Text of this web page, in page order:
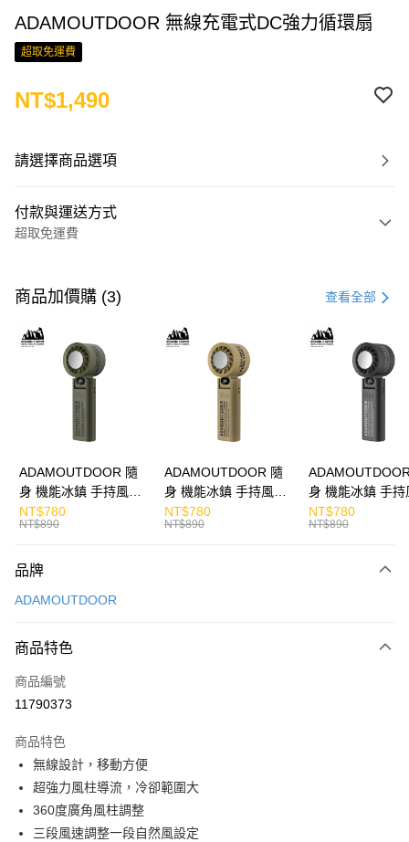
ADAMOUTDOOR 無線充電式DC強力循環扇
超取免運費
NT$1,490
請選擇商品選項
付款與運送方式
超取免運費
信用卡一次付款
LINE Pay
Apple Pay
運送方式
免運費
付款後7-11取貨
宅配
每筆NT$130，滿NT$399(含以上)免運費
商品加價購 (3) 查看全部
ADAMOUTDOOR 隨
身 機能冰鎮 手持風扇
掛繩
NT$780
NT$890
ADAMOUTDOOR 隨
身 機能冰鎮 手持風扇
掛繩
NT$780
NT$890
身 機能冰鎮 手持
掛繩
NT$780
NT$890
品牌
ADAMOUTDOOR
商品特色
商品編號
11790373
商品特色
無線設計，移動方便
超強力風柱導流，冷卻範圍大
360度廣角風柱調整
三段風速調整一段自然風設定